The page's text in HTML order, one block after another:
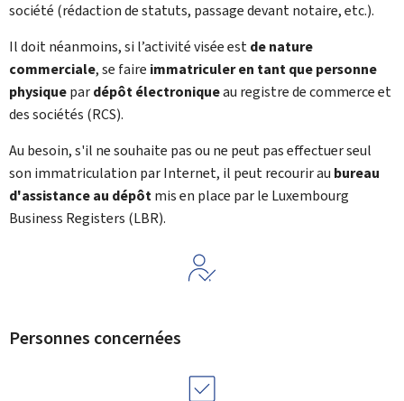
société (rédaction de statuts, passage devant notaire, etc.).
Il doit néanmoins, si l’activité visée estde nature
commerciale, se faire immatriculer en tant que personne
physiquepardépôt électroniqueau registre de commerce et
des sociétés (RCS).
Au besoin, s'il ne souhaite pas ou ne peut pas effectuer seul
son immatriculation par Internet, il peut recourir au bureau
d'assistance au dépôtmis en place par le Luxembourg
Business Registers (LBR).
Personnes concernées